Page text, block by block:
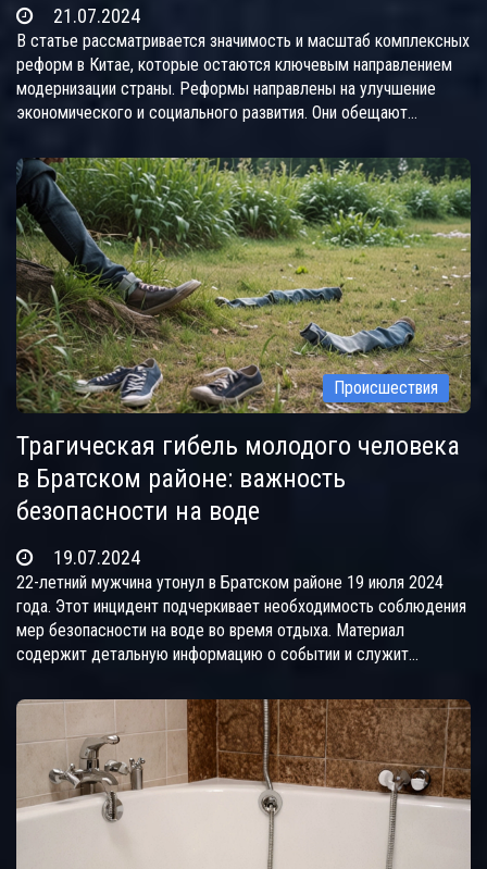
21.07.2024
В статье рассматривается значимость и масштаб комплексных
реформ в Китае, которые остаются ключевым направлением
модернизации страны. Реформы направлены на улучшение
экономического и социального развития. Они обещают
китайского общества, способствуя процветанию и развитию
нации.
Происшествия
Трагическая гибель молодого человека
в Братском районе: важность
безопасности на воде
19.07.2024
22-летний мужчина утонул в Братском районе 19 июля 2024
года. Этот инцидент подчеркивает необходимость соблюдения
мер безопасности на воде во время отдыха. Материал
содержит детальную информацию о событии и служит
предотвращения таких трагедий.